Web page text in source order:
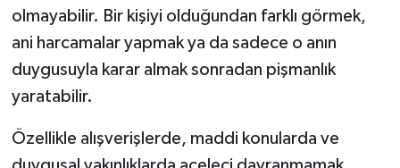
olmayabilir. Bir kişiyi olduğundan farklı görmek,
ani harcamalar yapmak ya da sadece o anın
duygusuyla karar almak sonradan pişmanlık
yaratabilir.
Özellikle alışverişlerde, maddi konularda ve